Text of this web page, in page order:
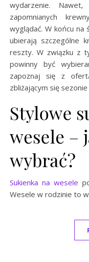
wydarzenie.
zapomnianych
wyglądać. W końcu na
ubierają szczególne
reszty. W związku z
powinny być
zapoznaj się z
zbliżającym się
Stylowe
wesele –
wybrać?
Sukienka na wesele
Wesele w rodzinie to